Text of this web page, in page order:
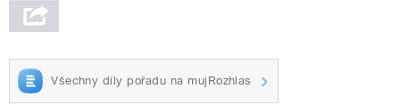
Všechny díly pořadu na mujRozhlas